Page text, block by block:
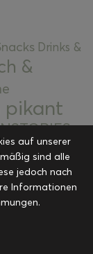
Drinks &
&
pikant
Kuchen und
&
Resteküche
auf unserer
sind alle
jedoch nach
Informationen